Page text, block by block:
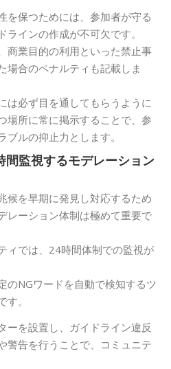
を保つためには、参加者が守る
インの作成が不可欠です。
商業目的の利用といった禁止事
場合のペナルティも記載しま
は必ず目を通してもらうように
場所に常に掲示することで、参
ルの抑止力とします。
間監視するモデレーション
候を早期に発見し対応するため
レーション体制は極めて重要で
ィでは、24時間体制での監視が
のNGワードを自動で検知するツ
。
ーを設置し、ガイドライン違反
警告を行うことで、コミュニテ